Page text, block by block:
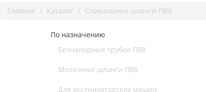
Главная Каталог Спиральные шланги ПВХ
По назначению
Безнапорные трубки ПВХ
Молочные шланги ПВХ
Для ассенизаторских машин